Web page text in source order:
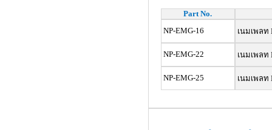
Part No.
NP-EMG-16
เนมเพลท
NP-EMG-22 เนมเพลท
NP-EMG-25 เนมเพลท